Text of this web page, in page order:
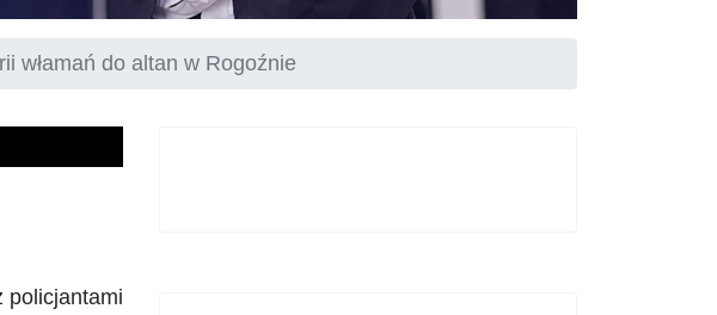
włamań do altan w Rogoźnie
policjantami